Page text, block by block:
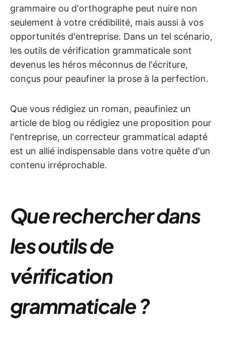
grammaire ou d'orthographe peut nuire non
seulement à votre crédibilité, mais aussi à vos
opportunités d'entreprise. Dans un tel scénario,
les outils de vérification grammaticale sont
devenus les héros méconnus de l'écriture,
conçus pour peaufiner la prose à la perfection.
Que vous rédigiez un roman, peaufiniez un
article de blog ou rédigiez une proposition pour
l'entreprise, un correcteur grammatical adapté
est un allié indispensable dans votre quête d'un
contenu irréprochable.
Que rechercher dans
les outils de
vérification
grammaticale ?